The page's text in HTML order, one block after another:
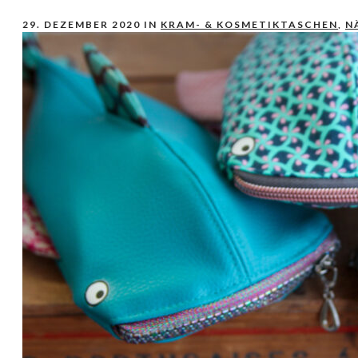
29. DEZEMBER 2020 IN KRAM- & KOSMETIKTASCHEN